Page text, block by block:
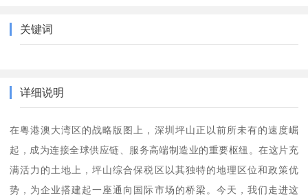
关键词
详细说明
在粤港澳大湾区的战略版图上，深圳坪山正以前所未有的速度崛
起，成为连接全球供应链、服务高端制造业的重要枢纽。在这片充
满活力的土地上，坪山综合保税区以其独特的地理区位和政策优
势，为企业搭建起一座通向国际市场的桥梁。今天，我们走进这